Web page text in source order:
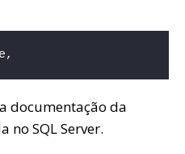
documentação da
no SQL Server.